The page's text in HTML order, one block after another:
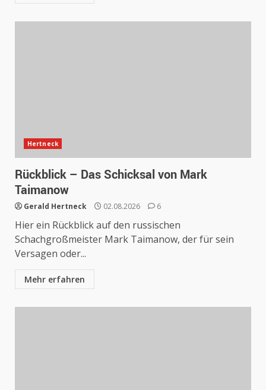
Hertneck
Rückblick – Das Schicksal von Mark
Taimanow
Gerald Hertneck 02.08.2026 6
Hier ein Rückblick auf den russischen
Schachgroßmeister Mark Taimanow, der für sein
Versagen oder...
Mehr erfahren